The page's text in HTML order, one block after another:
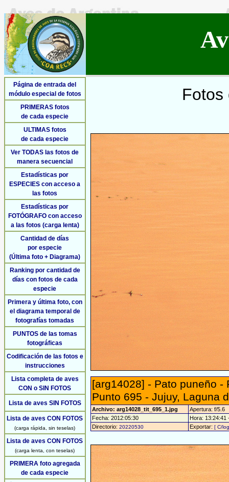
Página de entrada del
módulo especial de fotos
PRIMERAS fotos
de cada especie
ULTIMAS fotos
de cada especie
Ver TODAS las fotos de
manera secuencial
Estadísticas por
ESPECIES con acceso a
las fotos
Estadísticas por
FOTÓGRAFO con acceso
a las fotos (carga lenta)
Cantidad de días
por especie
(Última foto + Diagrama)
Ranking por cantidad de
días con fotos de cada
especie
Primera y última foto, con
el diagrama temporal de
fotografías tomadas
PUNTOS de las tomas
fotográficas
Codificación de las fotos e
instrucciones
Lista completa de aves
CON o SIN FOTOS
Lista de aves SIN FOTOS
Lista de aves CON FOTOS
(carga rápida, sin teselas)
Lista de aves CON FOTOS
(carga lenta, con teselas)
PRIMERA foto agregada
de cada especie
Fotos
[arg14028] - Pato puneño -
Punto 695 - Jujuy, Laguna
Archivo: arg14028_tit_695_1.jpg
Apertura: f/5.6
Fecha: 2012:05:30
Hora: 13:24:41
Directorio: 20220530 Exportar: [ C/